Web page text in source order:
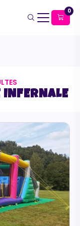
0
INFERNALE